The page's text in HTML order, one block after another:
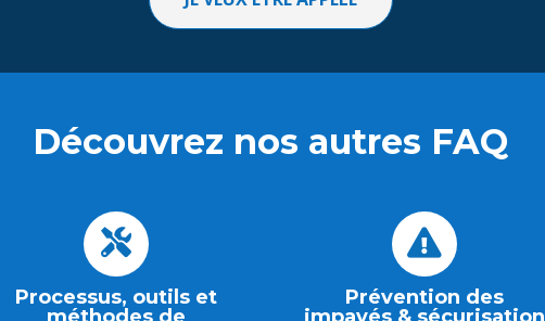
Découvrez nos autres FAQ
Processus, outils et
Prévention des